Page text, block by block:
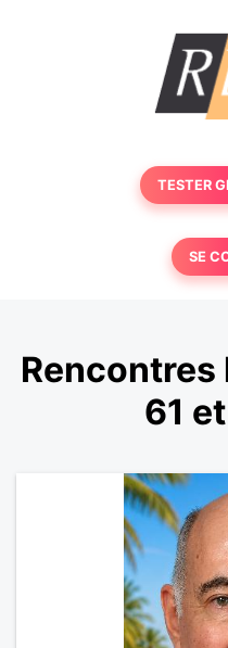
TESTER
SE
Rencontres
61